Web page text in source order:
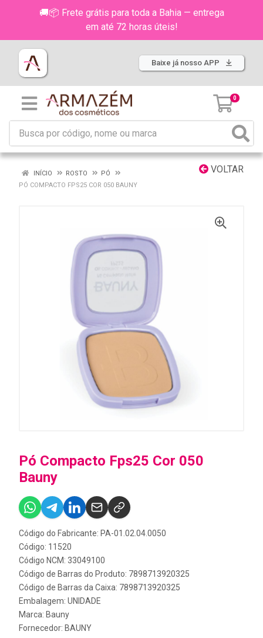
🚚📦 Frete grátis para toda a Bahia — entrega
em até 72 horas úteis!
Baixe já nosso APP
0
VOLTAR
INÍCIO ROSTO
PÓ
PÓ COMPACTO FPS25 COR 050 BAUNY
Pó Compacto Fps25 Cor 050
Bauny
Código do Fabricante: PA-01.02.04.0050
Código: 11520
Código NCM: 33049100
Código de Barras do Produto: 7898713920325
Código de Barras da Caixa: 7898713920325
Embalagem: UNIDADE
Marca: Bauny
Fornecedor: BAUNY